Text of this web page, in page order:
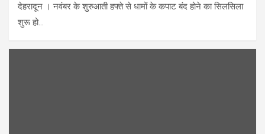
देहरादून । नवंबर के शुरुआती हफ्ते से धामों के कपाट बंद होने का सिलसिला
शुरू हो…